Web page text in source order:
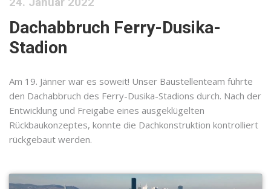
Dachabbruch Ferry-Dusika-
Stadion
Am 19. Jänner war es soweit! Unser Baustellenteam führte
den Dachabbruch des Ferry-Dusika-Stadions durch. Nach der
Entwicklung und Freigabe eines ausgeklügelten
Rückbaukonzeptes, konnte die Dachkonstruktion kontrolliert
rückgebaut werden.